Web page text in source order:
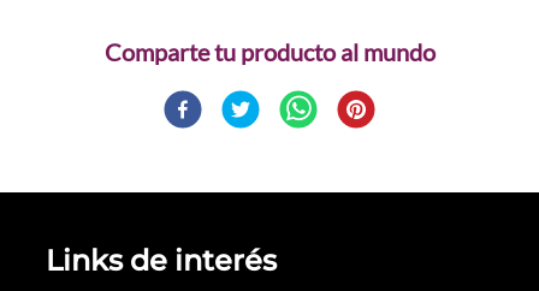
Comparte
Links de interés